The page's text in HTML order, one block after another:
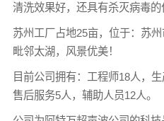
清洗效果好，还具有杀灭病毒的
苏州工厂占地25亩，位于：苏州
毗邻太湖，风景优美！
目前公司拥有：工程师18人，
售后服务5人，辅助人员12人。